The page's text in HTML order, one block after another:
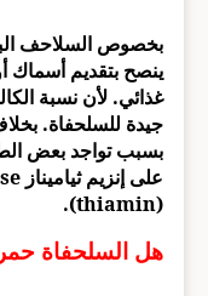
بخصوص السلاحف
ينصح بتقديم أسماك
غذائي. لأن نسبة
جيدة للسلحفاة.
بسبب تواجد بعض
(thiamin).
هل السلحفاة